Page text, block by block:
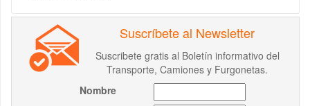
Suscríbete al Newsletter
Suscribete gratis al Boletín informativo del
Transporte, Camiones y Furgonetas.
Nombre